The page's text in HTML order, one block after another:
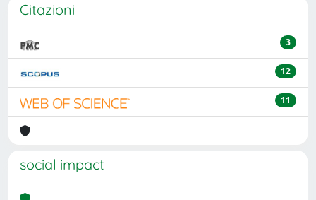
Citazioni
3
12
11
social impact